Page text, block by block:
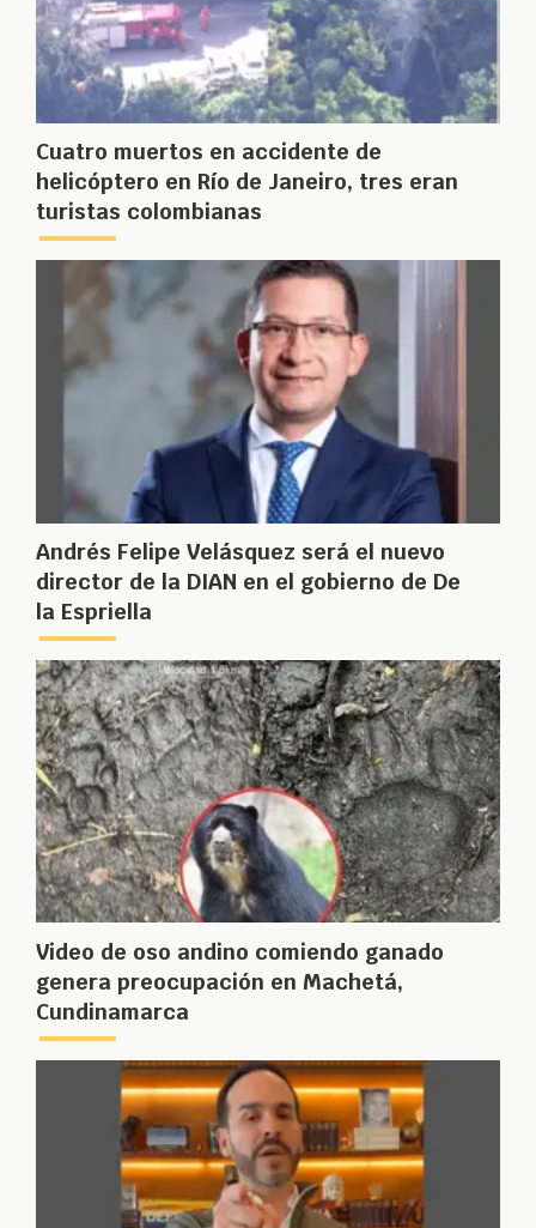
Cuatro muertos en accidente de
helicóptero en Río de Janeiro, tres eran
turistas colombianas
Andrés Felipe Velásquez será el nuevo
director de la DIAN en el gobierno de De
la Espriella
Video de oso andino comiendo ganado
genera preocupación en Machetá,
Cundinamarca